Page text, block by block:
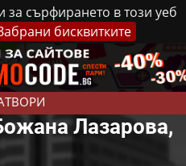
за сърфирането в този уеб
бисквитките
Реклама Контакти
Лазарова,